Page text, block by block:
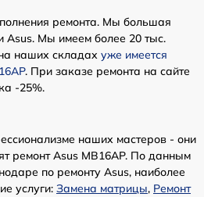
ремонта. Мы большая
Asus. Мы имеем более 20 тыс.
наших складах уже имеется
. При заказе ремонта на сайте
-25%.
наших мастеров - они
ремонт Asus MB16AP. По данным
по ремонту Asus, наиболее
услуги: Замена матрицы, Ремонт